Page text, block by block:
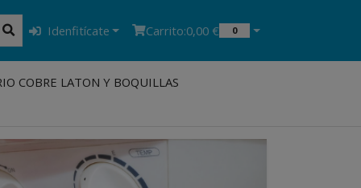
Idenfitícate Carrito:0,00 € 0
COBRE LATON Y BOQUILLAS